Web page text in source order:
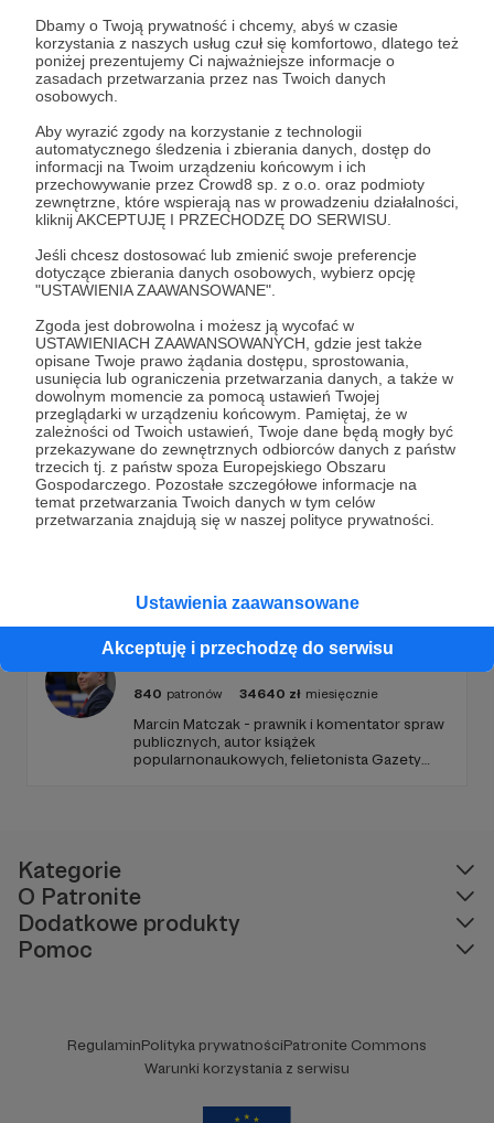
Dbamy o Twoją prywatność i chcemy, abyś w czasie
korzystania z naszych usług czuł się komfortowo, dlatego też
poniżej prezentujemy Ci najważniejsze informacje o
zasadach przetwarzania przez nas Twoich danych
osobowych.
Aby wyrazić zgody na korzystanie z technologii
automatycznego śledzenia i zbierania danych, dostęp do
informacji na Twoim urządzeniu końcowym i ich
przechowywanie przez Crowd8 sp. z o.o. oraz podmioty
zewnętrzne, które wspierają nas w prowadzeniu działalności,
kliknij AKCEPTUJĘ I PRZECHODZĘ DO SERWISU.
Jeśli chcesz dostosować lub zmienić swoje preferencje
dotyczące zbierania danych osobowych, wybierz opcję
"USTAWIENIA ZAAWANSOWANE".
Zgoda jest dobrowolna i możesz ją wycofać w
USTAWIENIACH ZAAWANSOWANYCH, gdzie jest także
opisane Twoje prawo żądania dostępu, sprostowania,
usunięcia lub ograniczenia przetwarzania danych, a także w
dowolnym momencie za pomocą ustawień Twojej
przeglądarki w urządzeniu końcowym. Pamiętaj, że w
zależności od Twoich ustawień, Twoje dane będą mogły być
przekazywane do zewnętrznych odbiorców danych z państw
trzecich tj. z państw spoza Europejskiego Obszaru
Gospodarczego. Pozostałe szczegółowe informacje na
temat przetwarzania Twoich danych w tym celów
przetwarzania znajdują się w naszej polityce prywatności.
Ustawienia zaawansowane
Akceptuję i przechodzę do serwisu
Dołącz do grona Patronów!
Wesprzyj działalność AutoraKatolicka Agencja
Informacyjna KAIjuż teraz!
Zostań Patronem
Promowani autorzy
Strategy&Future
Czerpiąc z przeszłości i koncentrując na
ze Strategy&Future kluczowego źródła myśli
Profesor Matczak
840 patronów 34640 zł miesięcznie
Marcin Matczak - prawnik i komentator spraw
publicznych, autor książek
popularnonaukowych, felietonista Gazety
Kategorie
O Patronite
Dodatkowe produkty
Pomoc
RegulaminPolityka prywatnościPatronite Commons
Warunki korzystania z serwisu